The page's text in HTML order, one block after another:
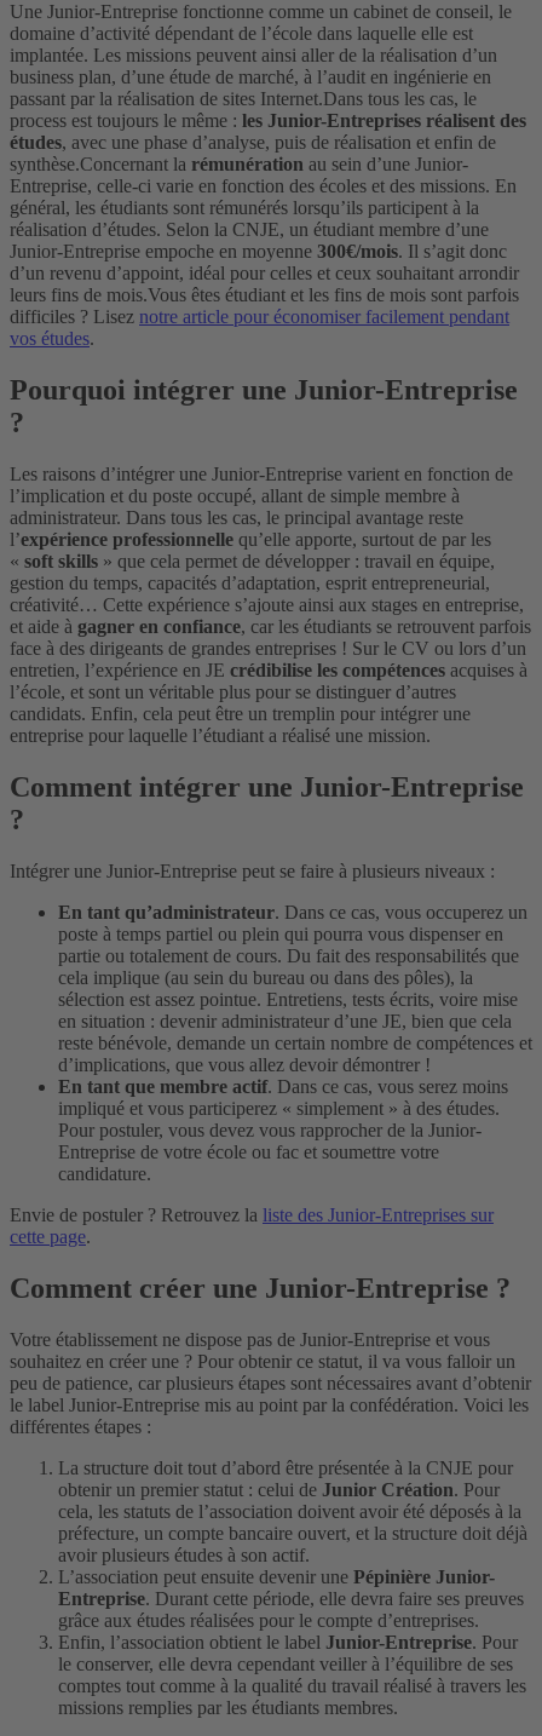
Une Junior-Entreprise fonctionne comme un cabinet de conseil, le
domaine d’activité dépendant de l’école dans laquelle elle est
implantée. Les missions peuvent ainsi aller de la réalisation d’un
business plan, d’une étude de marché, à l’audit en ingénierie en
passant par la réalisation de sites Internet.Dans tous les cas, le
process est toujours le même : les Junior-Entreprises réalisent des
études, avec une phase d’analyse, puis de réalisation et enfin de
synthèse.Concernant la rémunération au sein d’une Junior-
Entreprise, celle-ci varie en fonction des écoles et des missions. En
général, les étudiants sont rémunérés lorsqu’ils participent à la
réalisation d’études. Selon la CNJE, un étudiant membre d’une
Junior-Entreprise empoche en moyenne 300€/mois. Il s’agit donc
d’un revenu d’appoint, idéal pour celles et ceux souhaitant arrondir
leurs fins de mois.Vous êtes étudiant et les fins de mois sont parfois
difficiles ? Lisez notre article pour économiser facilement pendant
vos études.
Pourquoi intégrer une Junior-Entreprise
?
Les raisons d’intégrer une Junior-Entreprise varient en fonction de
l’implication et du poste occupé, allant de simple membre à
administrateur. Dans tous les cas, le principal avantage reste
l’expérience professionnelle qu’elle apporte, surtout de par les
« soft skills » que cela permet de développer : travail en équipe,
gestion du temps, capacités d’adaptation, esprit entrepreneurial,
créativité… Cette expérience s’ajoute ainsi aux stages en entreprise,
et aide à gagner en confiance, car les étudiants se retrouvent parfois
face à des dirigeants de grandes entreprises ! Sur le CV ou lors d’un
entretien, l’expérience en JE crédibilise les compétences acquises à
l’école, et sont un véritable plus pour se distinguer d’autres
candidats. Enfin, cela peut être un tremplin pour intégrer une
entreprise pour laquelle l’étudiant a réalisé une mission.
Comment intégrer une Junior-Entreprise
?
Intégrer une Junior-Entreprise peut se faire à plusieurs niveaux :
En tant qu’administrateur. Dans ce cas, vous occuperez un
poste à temps partiel ou plein qui pourra vous dispenser en
partie ou totalement de cours. Du fait des responsabilités que
cela implique (au sein du bureau ou dans des pôles), la
sélection est assez pointue. Entretiens, tests écrits, voire mise
en situation : devenir administrateur d’une JE, bien que cela
reste bénévole, demande un certain nombre de compétences et
d’implications, que vous allez devoir démontrer !
En tant que membre actif. Dans ce cas, vous serez moins
impliqué et vous participerez « simplement » à des études.
Pour postuler, vous devez vous rapprocher de la Junior-
Entreprise de votre école ou fac et soumettre votre
candidature.
Envie de postuler ? Retrouvez la liste des Junior-Entreprises sur
cette page.
Comment créer une Junior-Entreprise ?
Votre établissement ne dispose pas de Junior-Entreprise et vous
souhaitez en créer une ? Pour obtenir ce statut, il va vous falloir un
peu de patience, car plusieurs étapes sont nécessaires avant d’obtenir
le label Junior-Entreprise mis au point par la confédération. Voici les
différentes étapes :
La structure doit tout d’abord être présentée à la CNJE pour
obtenir un premier statut : celui de Junior Création. Pour
cela, les statuts de l’association doivent avoir été déposés à la
préfecture, un compte bancaire ouvert, et la structure doit déjà
avoir plusieurs études à son actif.
L’association peut ensuite devenir une Pépinière Junior-
Entreprise. Durant cette période, elle devra faire ses preuves
grâce aux études réalisées pour le compte d’entreprises.
Enfin, l’association obtient le label Junior-Entreprise. Pour
le conserver, elle devra cependant veiller à l’équilibre de ses
comptes tout comme à la qualité du travail réalisé à travers les
missions remplies par les étudiants membres.